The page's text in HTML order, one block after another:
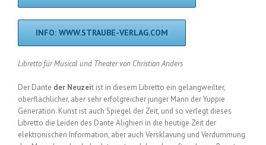
INFO: WWW.STRAUBE-VERLAG.COM
Libretto für Musical und Theater von Christian Anders
Der Dante der Neuzeit ist in diesem Libretto ein gelangweilter,
oberflächlicher, aber sehr erfolgreicher junger Mann der Yuppie
Generation. Kunst ist auch Spiegel der Zeit, und so verlegt dieses
Libretto die Leiden des Dante Alighieri in die heutige Zeit der
elektronischen Information, aber auch Versklavung und Verdummung